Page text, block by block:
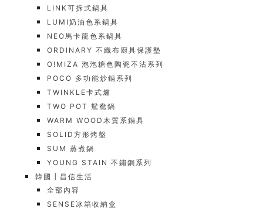
LINK可拆式鍋具
LUMI奶油色系鍋具
NEO馬卡龍色系鍋具
ORDINARY 不織布廚具保護墊
O!MIZA 泡泡糖色陶瓷不沾系列
POCO 多功能炒鍋系列
TWINKLE卡式爐
TWO POT 鴛鴦鍋
WARM WOOD木質系鍋具
SOLID方形烤盤
SUM 蒸煮鍋
YOUNG STAIN 不鏽鋼系列
韓國┃昌信生活
全部內容
SENSE冰箱收納盒